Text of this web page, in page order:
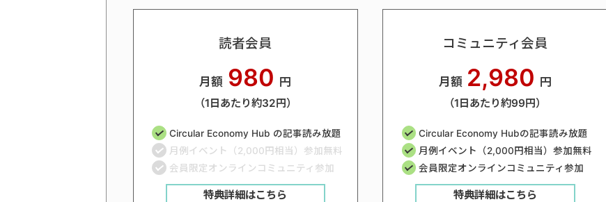
読者会員
月額 980 円
（1日あたり約32円）
Circular Economy Hub の記事読み放題
月例イベント（2,000円相当）参加無料
会員限定オンラインコミュニティ参加
特典詳細はこちら
コミュニティ会員
月額 2,980 円
（1日あたり約99円）
Circular Economy Hubの記事読み放題
月例イベント（2,000円相当）参加無料
会員限定オンラインコミュニティ参加
特典詳細はこちら